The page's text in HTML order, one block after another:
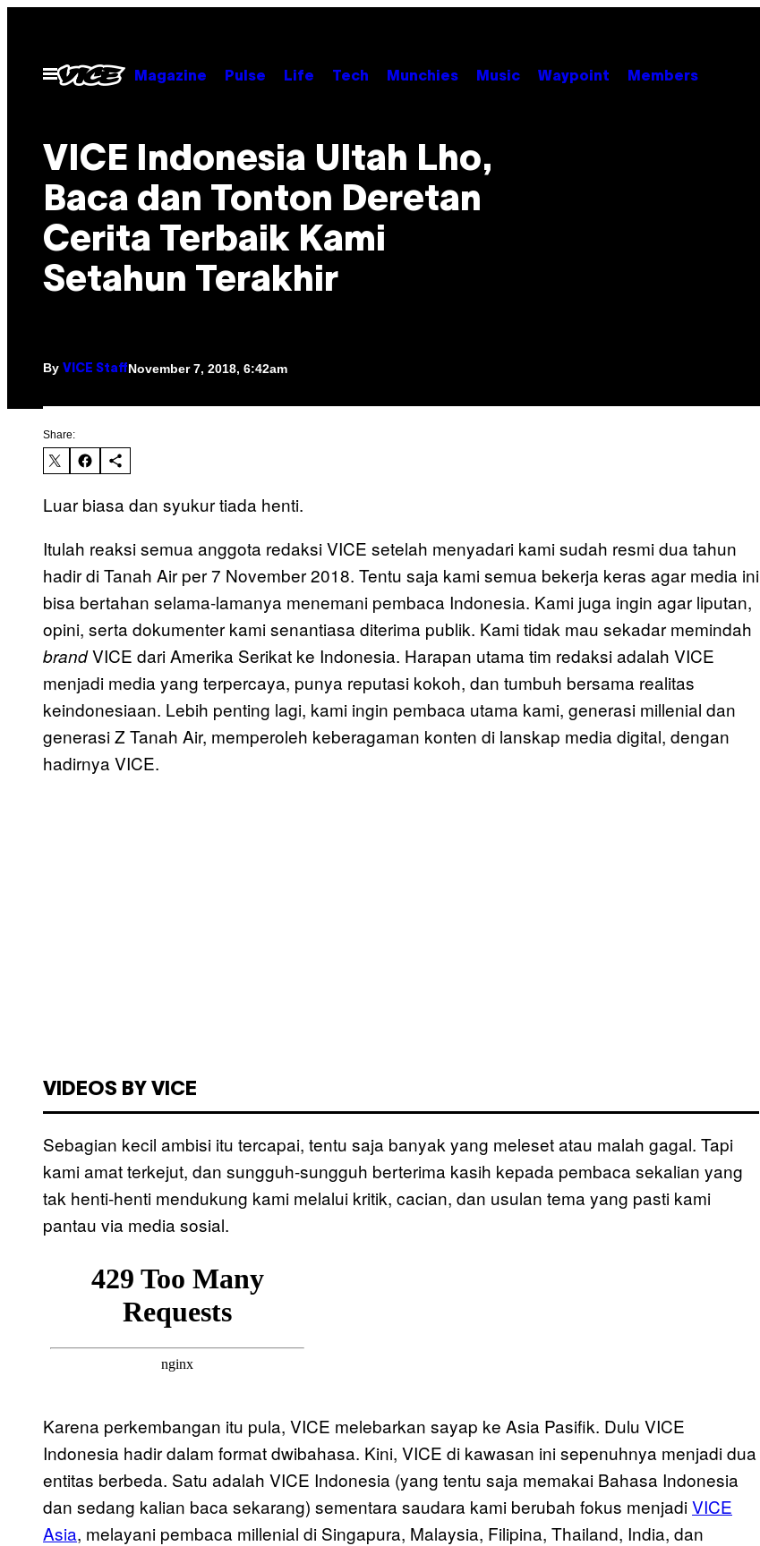
contentOpen
Menu
Magazine Pulse Life Tech Munchies Music Waypoint Members
VICE Indonesia Ultah Lho,
Baca dan Tonton Deretan
Cerita Terbaik Kami
Setahun Terakhir
By VICE StaffNovember 7, 2018, 6:42am
Share:
Luar biasa dan syukur tiada henti.
Itulah reaksi semua anggota redaksi VICE setelah menyadari kami sudah resmi dua tahun
hadir di Tanah Air per 7 November 2018. Tentu saja kami semua bekerja keras agar media ini
bisa bertahan selama-lamanya menemani pembaca Indonesia. Kami juga ingin agar liputan,
opini, serta dokumenter kami senantiasa diterima publik. Kami tidak mau sekadar memindah
brandVICE dari Amerika Serikat ke Indonesia. Harapan utama tim redaksi adalah VICE
menjadi media yang terpercaya, punya reputasi kokoh, dan tumbuh bersama realitas
keindonesiaan. Lebih penting lagi, kami ingin pembaca utama kami, generasi millenial dan
generasi Z Tanah Air, memperoleh keberagaman konten di lanskap media digital, dengan
hadirnya VICE.
VIDEOS BY VICE
Sebagian kecil ambisi itu tercapai, tentu saja banyak yang meleset atau malah gagal. Tapi
kami amat terkejut, dan sungguh-sungguh berterima kasih kepada pembaca sekalian yang
tak henti-henti mendukung kami melalui kritik, cacian, dan usulan tema yang pasti kami
pantau via media sosial.
Karena perkembangan itu pula, VICE melebarkan sayap ke Asia Pasifik. Dulu VICE
Indonesia hadir dalam format dwibahasa. Kini, VICE di kawasan ini sepenuhnya menjadi dua
entitas berbeda. Satu adalah VICE Indonesia (yang tentu saja memakai Bahasa Indonesia
dan sedang kalian baca sekarang) sementara saudara kami berubah fokus menjadiVICE
Asia, melayani pembaca millenial di Singapura, Malaysia, Filipina, Thailand, India, dan